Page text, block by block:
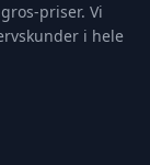
priser. Vi
i hele